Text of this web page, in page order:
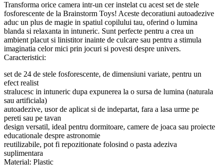
Transforma orice camera intr-un cer instelat cu acest set de stele
fosforescente de la Brainstorm Toys! Aceste decoratiuni autoadezive
aduc un plus de magie in spatiul copilului tau, oferind o lumina
blanda si relaxanta in intuneric. Sunt perfecte pentru a crea un
ambient placut si linistitor inainte de culcare sau pentru a stimula
imaginatia celor mici prin jocuri si povesti despre univers.
Caracteristici:
set de 24 de stele fosforescente, de dimensiuni variate, pentru un
efect realist
stralucesc in intuneric dupa expunerea la o sursa de lumina (naturala
sau artificiala)
autoadezive, usor de aplicat si de indepartat, fara a lasa urme pe
pereti sau pe tavan
design versatil, ideal pentru dormitoare, camere de joaca sau proiecte
educationale despre astronomie
reutilizabile, pot fi repozitionate folosind o pasta adeziva
suplimentara
Material: Plastic